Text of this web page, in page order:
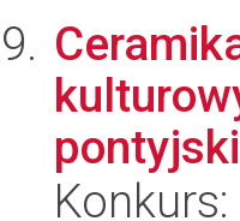
Konkurs: